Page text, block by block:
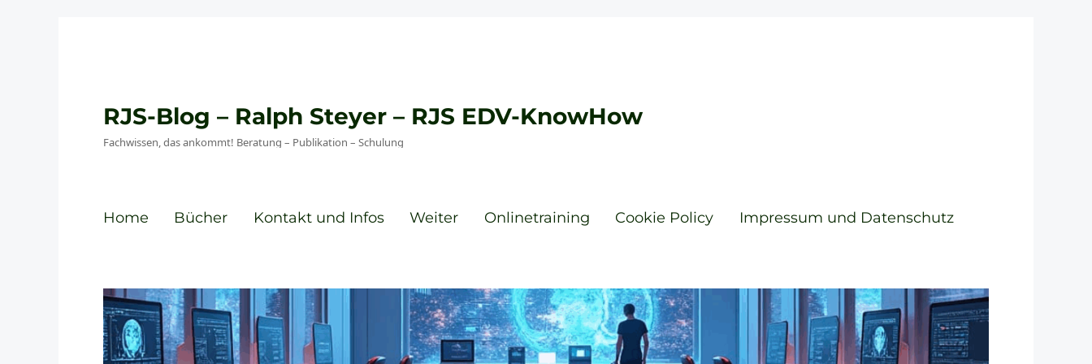
RJS-Blog – Ralph Steyer – RJS EDV-KnowHow
Fachwissen, das ankommt! Beratung – Publikation – Schulung
Home Bücher Kontakt und Infos Weiter Onlinetraining Cookie Policy Impressum und Datenschutz